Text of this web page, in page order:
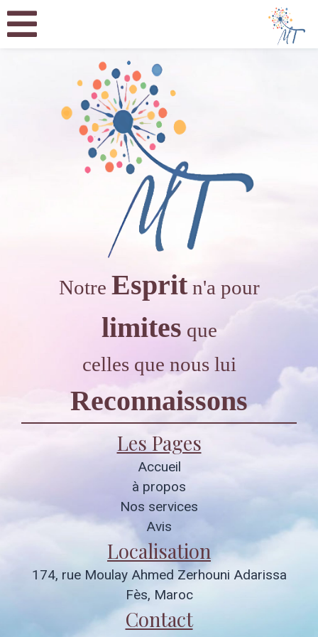
Notre Espritn'a pour
limites que
celles que nous lui
Reconnaissons
Les Pages
Accueil
à propos
Nos services
Avis
Localisation
174, rue Moulay Ahmed Zerhouni Adarissa
Fès, Maroc
Contact